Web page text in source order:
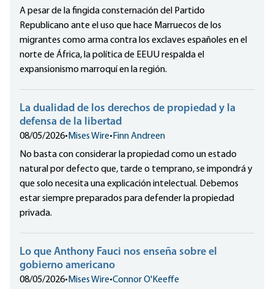
A pesar de la fingida consternación del Partido
Republicano ante el uso que hace Marruecos de los
migrantes como arma contra los exclaves españoles en el
norte de África, la política de EEUU respalda el
expansionismo marroquí en la región.
La dualidad de los derechos de propiedad y la
defensa de la libertad
08/05/2026• Mises Wire• Finn Andreen
No basta con considerar la propiedad como un estado
natural por defecto que, tarde o temprano, se impondrá y
que solo necesita una explicación intelectual. Debemos
estar siempre preparados para defender la propiedad
privada.
Lo que Anthony Fauci nos enseña sobre el
gobierno americano
08/05/2026• Mises Wire•Connor O'Keeffe